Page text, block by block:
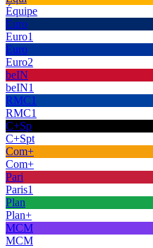
Équipe
Euro
Euro1
Euro
Euro2
beIN
beIN1
RMC1
RMC1
C+Sp
C+Spt
Com+
Com+
Pari
Paris1
Plan
Plan+
MCM
MCM